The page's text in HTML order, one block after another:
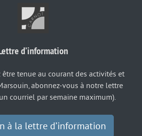
d’information
tenue au courant des activités et
abonnez-vous à notre lettre
courriel par semaine maximum).
à la lettre d’information